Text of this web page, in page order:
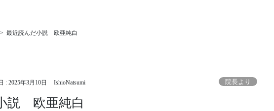
最近読んだ小説 欧亜純白
:2025年3月10日 IshioNatsumi 院長より
説 欧亜純白